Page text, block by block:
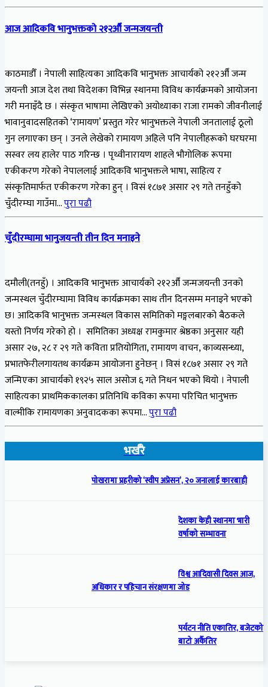
आज आदिकवि भानुभक्तको २१२औँ जन्मजयन्ती
काठमाडौँ । नेपाली साहित्यका आदिकवि भानुभक्त आचार्यको २१२औँ जन्म
जयन्ती आज देश तथा विदेशका विभिन्न स्थानमा विविध कार्यक्रमको आयोजना
गरी मनाइँदै छ । संस्कृत भाषामा लेखिएको अयोध्याका राजा रामको जीवनीलाई
भावानुवादसहितको ‘रामायण’ प्रस्तुत गरेर भानुभक्तले नेपाली जनतालाई ठूलो
गुन लगाएका छन् । उनले लेखेको रामायण अहिले पनि नेपालीहरूको घरघरमा
सस्वर लय हालेर पाठ गरिन्छ । पृथ्वीनारायण शाहले भौगोलिक रूपमा
एकीकरण गरेको नेपाललाई आदिकवि भानुभक्तले भाषा, साहित्य र
संस्कृतिमार्फत एकीकरण गरेका हुन् । विसं १८७१ असार २९ गते तनहुँको
चुँदीरम्घा गाउँमा…पुरा पढौ
चुँदीरम्घामा भानुजयन्ती तीन दिन मनाइने
दमौली(तनहुँ) । आदिकवि भानुभक्त आचार्यको २१२औँ जन्मजयन्ती उनको
जन्मस्थल चुँदीरम्घामा विविध कार्यक्रमका साथ तीन दिनसम्म मनाइने भएको
छ। आदिकवि भानुभक्त जन्मस्थल विकास समितिको मङ्गलबारको बैठकले
यस्तो निर्णय गरेको हो । समितिका अध्यक्ष रामकुमार श्रेष्ठका अनुसार यही
असार २७, २८ र २९ गते कविता प्रतियोगिता, रामायण वाचन, काव्यसन्ध्या,
प्रभातफेरीलगायतथ कार्यक्रम आयोजना हुनेछन् । विसं १८७१ असार २९ गते
जन्मिएका आचार्यको १९२५ साल असोज ६ गते निधन भएको थियो । नेपाली
साहित्यका प्राथमिककालका प्रतिनिधि कविका रूपमा परिचित भानुभक्त
वाल्मीकि रामायणका अनुवादकका रूपमा…पुरा पढौ
भर्खरै
पोखरामा प्रहरीको ‘स्वीप अप्रेसन’, २० जनालाई कारबाही
देशका केही स्थानमा भारी
वर्षाको सम्भावना
विश्व आदिवासी दिवस आज,
अधिकार र पहिचान संरक्षणमा जोड
पर्यटन नीति एकातिर, बजेटको
बाटो अर्कैतिर